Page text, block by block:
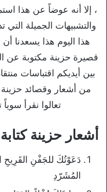
، إلا أنه عوضاً عن هذا
والتشبيهات الجميلة
هذا اليوم هذا يسعدنا
قصيرة حزينة مكتوبة عن
بين أيديكم اقتباسات
من أشعار وقصائد حزينة
تعالوا نقرأ
أشعار حزينة
دَعَوْتُكَ للجَفْنِ القَرِيحِ
المُشَرّدِ